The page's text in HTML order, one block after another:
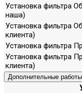
Установка фильтра
наша)
Установка фильтра
клиента)
Установка фильтра
Установка фильтра
клиента)
Дополнительные